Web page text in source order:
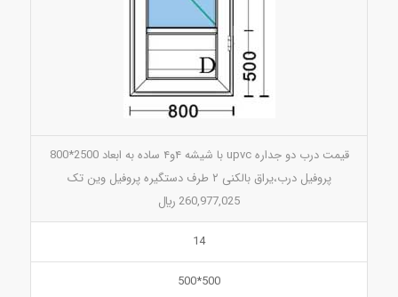
قیمت درب دو جداره upvc با شیشه ۴و۴ ساده به ابعاد 2500*800
پروفیل درب،یراق بالکنی ۲ طرف دستگیره پروفیل وین تک
260,977,025 ريال
14
500*500